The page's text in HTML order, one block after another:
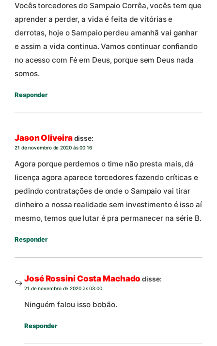
Vocês torcedores do Sampaio Corrêa, vocês tem que
aprender a perder, a vida é feita de vitórias e
derrotas, hoje o Sampaio perdeu amanhã vai ganhar
e assim a vida continua. Vamos continuar confiando
no acesso com Fé em Deus, porque sem Deus nada
somos.
Responder
Jason Oliveiradisse:
21 de novembro de 2020 às 00:16
Agora porque perdemos o time não presta mais, dá
licença agora aparece torcedores fazendo críticas e
pedindo contratações de onde o Sampaio vai tirar
dinheiro a nossa realidade sem investimento é isso aí
mesmo, temos que lutar é pra permanecer na série B.
Responder
José Rossini Costa Machado disse:
21 de novembro de 2020 às 03:00
Ninguém falou isso bobão.
Responder